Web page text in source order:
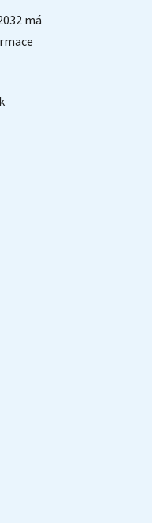
má